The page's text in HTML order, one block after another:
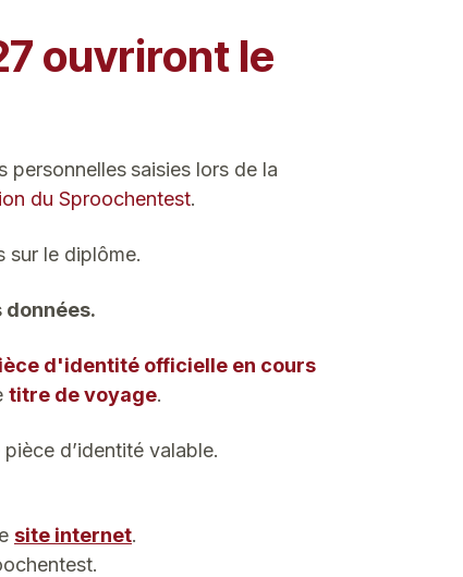
ouvriront le
personnelles saisies lors de la
du Sproochentest.
sur le diplôme.
d'identité officielle en cours
titre de voyage.
d’identité valable.
site internet.